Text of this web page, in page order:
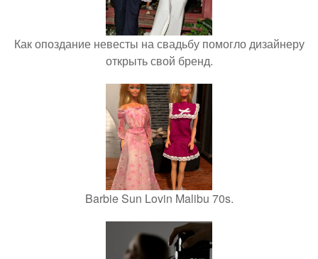
Как опоздание невесты на свадьбу помогло дизайнеру
открыть свой бренд.
Barbie Sun Lovin Malibu 70s.